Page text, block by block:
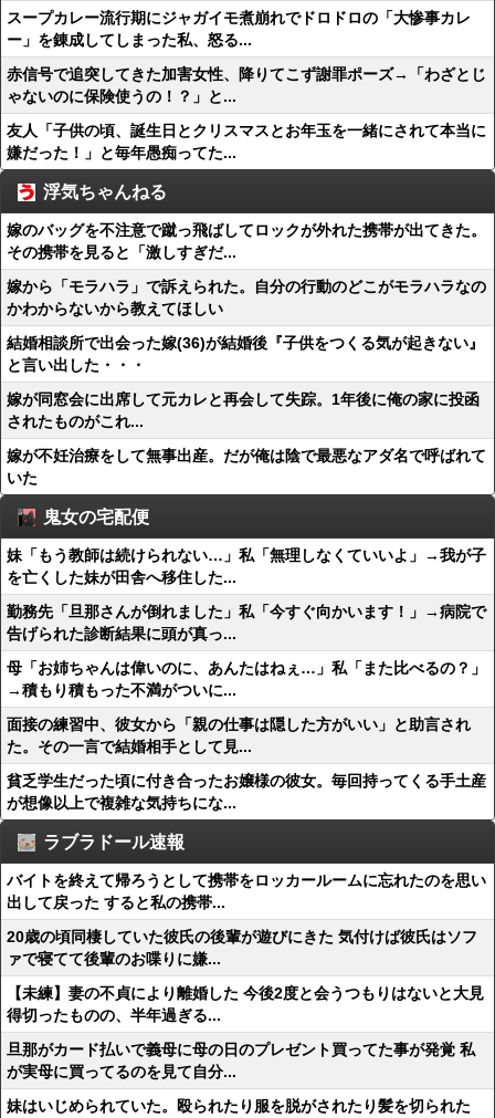
スープカレー流行期にジャガイモ煮崩れでドロドロの「大惨事カレ
ー」を錬成してしまった私、怒る...
赤信号で追突してきた加害女性、降りてこず謝罪ポーズ→「わざとじ
ゃないのに保険使うの！？」と...
友人「子供の頃、誕生日とクリスマスとお年玉を一緒にされて本当に
嫌だった！」と毎年愚痴ってた...
浮気ちゃんねる
嫁のバッグを不注意で蹴っ飛ばしてロックが外れた携帯が出てきた。
その携帯を見ると「激しすぎだ...
嫁から「モラハラ」で訴えられた。自分の行動のどこがモラハラなの
かわからないから教えてほしい
結婚相談所で出会った嫁(36)が結婚後『子供をつくる気が起きない』
と言い出した・・・
嫁が同窓会に出席して元カレと再会して失踪。1年後に俺の家に投函
されたものがこれ...
嫁が不妊治療をして無事出産。だが俺は陰で最悪なアダ名で呼ばれて
いた
鬼女の宅配便
妹「もう教師は続けられない…」私「無理しなくていいよ」→我が子
を亡くした妹が田舎へ移住した...
勤務先「旦那さんが倒れました」私「今すぐ向かいます！」→病院で
告げられた診断結果に頭が真っ...
母「お姉ちゃんは偉いのに、あんたはねぇ…」私「また比べるの？」
→積もり積もった不満がついに...
面接の練習中、彼女から「親の仕事は隠した方がいい」と助言され
た。その一言で結婚相手として見...
貧乏学生だった頃に付き合ったお嬢様の彼女。毎回持ってくる手土産
が想像以上で複雑な気持ちにな...
ラブラドール速報
バイトを終えて帰ろうとして携帯をロッカールームに忘れたのを思い
出して戻った すると私の携帯...
20歳の頃同棲していた彼氏の後輩が遊びにきた 気付けば彼氏はソフ
ァで寝てて後輩のお喋りに嫌...
【未練】妻の不貞により離婚した 今後2度と会うつもりはないと大見
得切ったものの、半年過ぎる...
旦那がカード払いで義母に母の日のプレゼント買ってた事が発覚 私
が実母に買ってるのを見て自分...
妹はいじめられていた。殴られたり服を脱がされたり髪を切られた